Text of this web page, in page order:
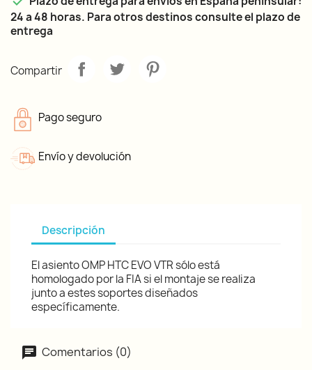
24 a 48 horas. Para otros destinos consulte el plazo de
entrega
Compartir
Pago seguro
Envío y devolución
Descripción
El asiento OMP HTC EVO VTR sólo está
homologado por la FIA si el montaje se realiza
junto a estes soportes diseñados
específicamente.
Comentarios (0)